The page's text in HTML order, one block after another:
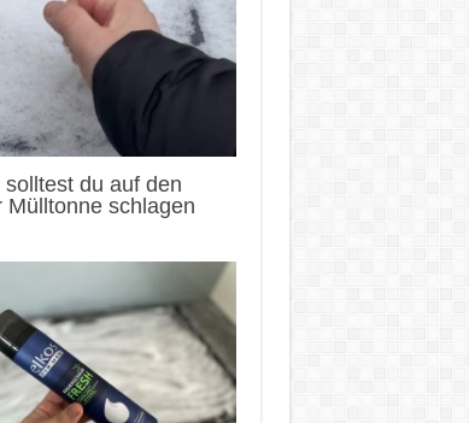
solltest du auf den
Mülltonne schlagen